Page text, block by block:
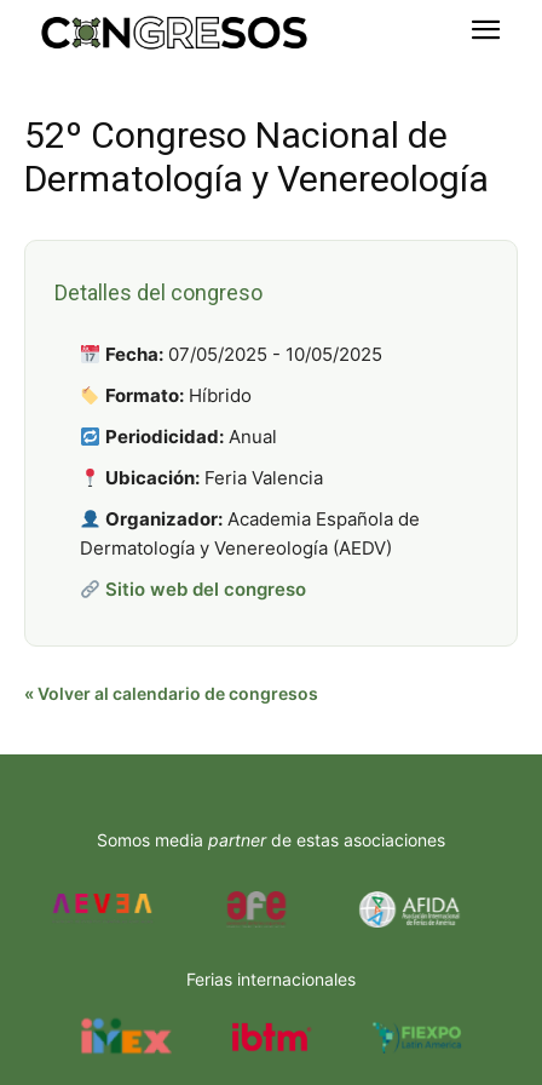
52º Congreso Nacional de
Dermatología y Venereología
Detalles del congreso
Fecha: 07/05/2025 - 10/05/2025
Formato: Híbrido
Periodicidad: Anual
Ubicación: Feria Valencia
Organizador: Academia Española de
Dermatología y Venereología (AEDV)
Sitio web del congreso
« Volver al calendario de congresos
Somos media partnerde estas asociaciones
Ferias internacionales